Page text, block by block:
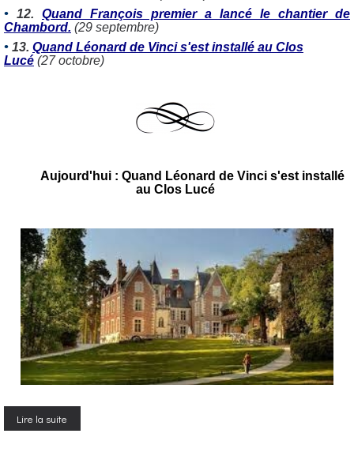
• 12.
Quand François premier a lancé le chantier de
Chambord. (29 septembre)
• 13. Quand Léonard de Vinci s'est installé au Clos
Lucé (27 octobre)
Aujourd'hui : Quand Léonard de Vinci s'est installé
au Clos Lucé
Lire la suite